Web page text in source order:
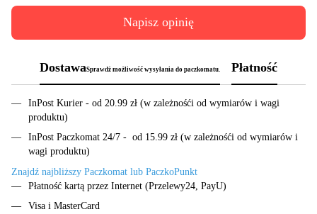
Napisz opinię
DostawaSprawdż możliwość wysyłania do paczkomatu. Płatność
InPost Kurier - od 20.99 zł (w zależnośći od wymiarów i wagi
produktu)
InPost Paczkomat 24/7 - od 15.99 zł (w zależnośći od wymiarów i
wagi produktu)
Znajdź najbliższy Paczkomat lub PaczkoPunkt
Płatność kartą przez Internet (Przelewy24, PayU)
Visa i MasterCard